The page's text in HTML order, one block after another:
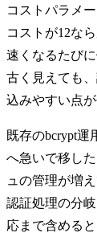
コストパラメ
コストが12な
速くなるたび
古く見えても
込みやすい点
既存のbcrypt運
へ急いで移し
ュの管理が増
認証処理の分
応まで含める